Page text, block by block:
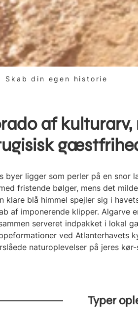
Skab din egen historie
af
byer ligger som perler på en snor
fristende bølger, mens det
klare blå himmel spejler sig i
af imponerende klipper. Algarve
serveret indpakket i lokal
ved Atlanterhavets
naturoplevelser på jeres
Typer